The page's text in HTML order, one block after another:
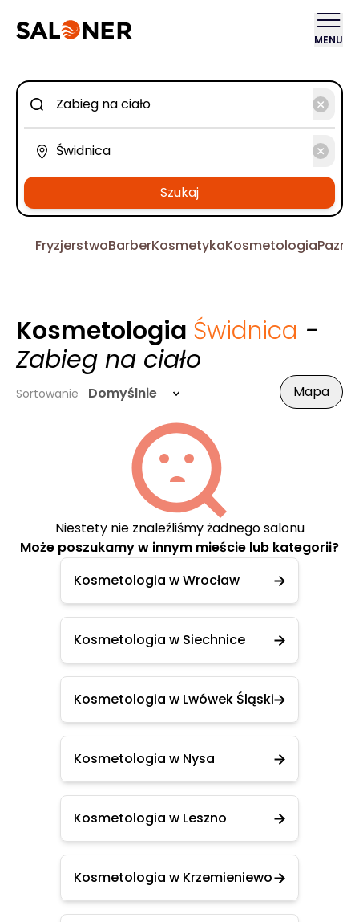
MENU
Szukaj
FryzjerstwoBarberKosmetykaKosmetologia
Kosmetologia Świdnica -
Zabieg na ciało
Sortowanie Domyślnie Mapa
Niestety nie znaleźliśmy żadnego salonu
Może poszukamy w innym mieście lub kategorii?
Kosmetologia w Wrocław
Kosmetologia w Siechnice
Kosmetologia w Lwówek Śląski
Kosmetologia w Nysa
Kosmetologia w Leszno
Kosmetologia w Krzemieniewo